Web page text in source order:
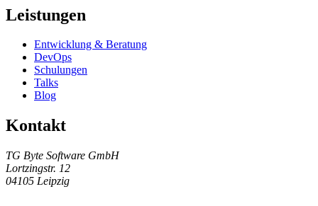
Leistungen
Entwicklung & Beratung
DevOps
Schulungen
Talks
Blog
Kontakt
TG Byte Software GmbH
Lortzingstr. 12
04105 Leipzig